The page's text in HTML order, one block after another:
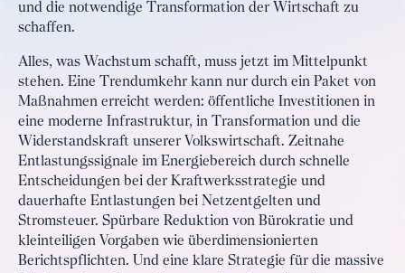
und die notwendige Transformation der Wirtschaft zu
schaffen.
Alles, was Wachstum schafft, muss jetzt im Mittelpunkt
stehen. Eine Trendumkehr kann nur durch ein Paket von
Maßnahmen erreicht werden: öffentliche Investitionen in
eine moderne Infrastruktur, in Transformation und die
Widerstandskraft unserer Volkswirtschaft. Zeitnahe
Entlastungssignale im Energiebereich durch schnelle
Entscheidungen bei der Kraftwerksstrategie und
dauerhafte Entlastungen bei Netzentgelten und
Stromsteuer. Spürbare Reduktion von Bürokratie und
kleinteiligen Vorgaben wie überdimensionierten
Berichtspflichten. Und eine klare Strategie für die massive